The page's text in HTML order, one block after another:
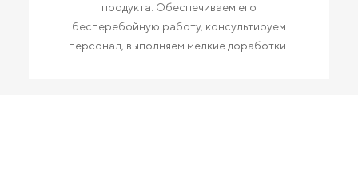
продукта. Обеспечиваем его
бесперебойную работу, консультируем
персонал, выполняем мелкие доработки.